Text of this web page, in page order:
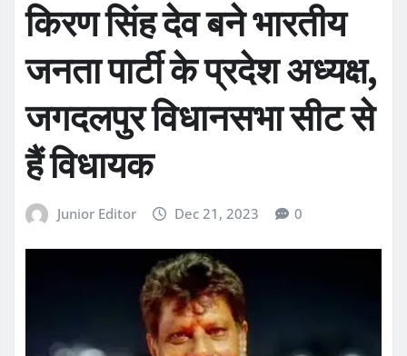
किरण सिंह देव बने भारतीय
जनता पार्टी के प्रदेश अध्यक्ष,
जगदलपुर विधानसभा सीट से
हैं विधायक
Junior Editor Dec 21, 2023 0